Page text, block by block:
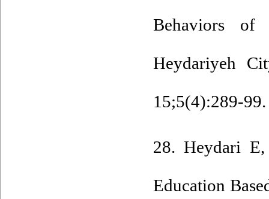
Behaviors of
Heydariyeh
15;5(4):289-
28. Heydari
Education